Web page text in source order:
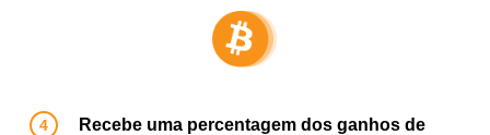
Recebe uma percentagem dos ganhos de